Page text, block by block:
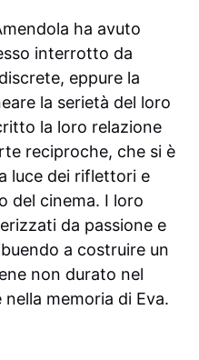
ha avuto
interrotto da
eppure la
la serietà del loro
la loro relazione
reciproche, che si è
luce dei riflettori e
del cinema. I loro
da passione e
a costruire un
non durato nel
memoria di Eva.